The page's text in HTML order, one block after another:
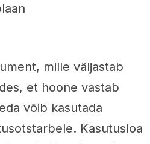
mille väljastab
et hoone vastab
võib kasutada
Kasutusloa